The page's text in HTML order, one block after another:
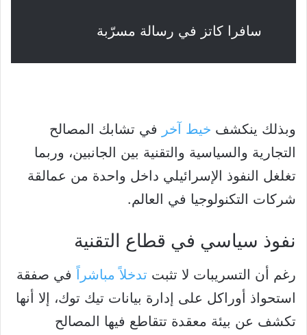
سافرا كاتز في رسالة مسرّبة
وبذلك ينكشف خيط آخر في تشابك المصالح
التجارية والسياسية والتقنية بين الجانبين، وربما
تغلغل النفوذ الإسرائيلي داخل واحدة من عمالقة
شركات التكنولوجيا في العالم.
نفوذ سياسي في قطاع التقنية
رغم أن التسريبات لا تثبت تدخلاً مباشراً في صفقة
استحواذ أوراكل على إدارة بيانات تيك توك، إلا أنها
تكشف عن بيئة معقدة تتقاطع فيها المصالح